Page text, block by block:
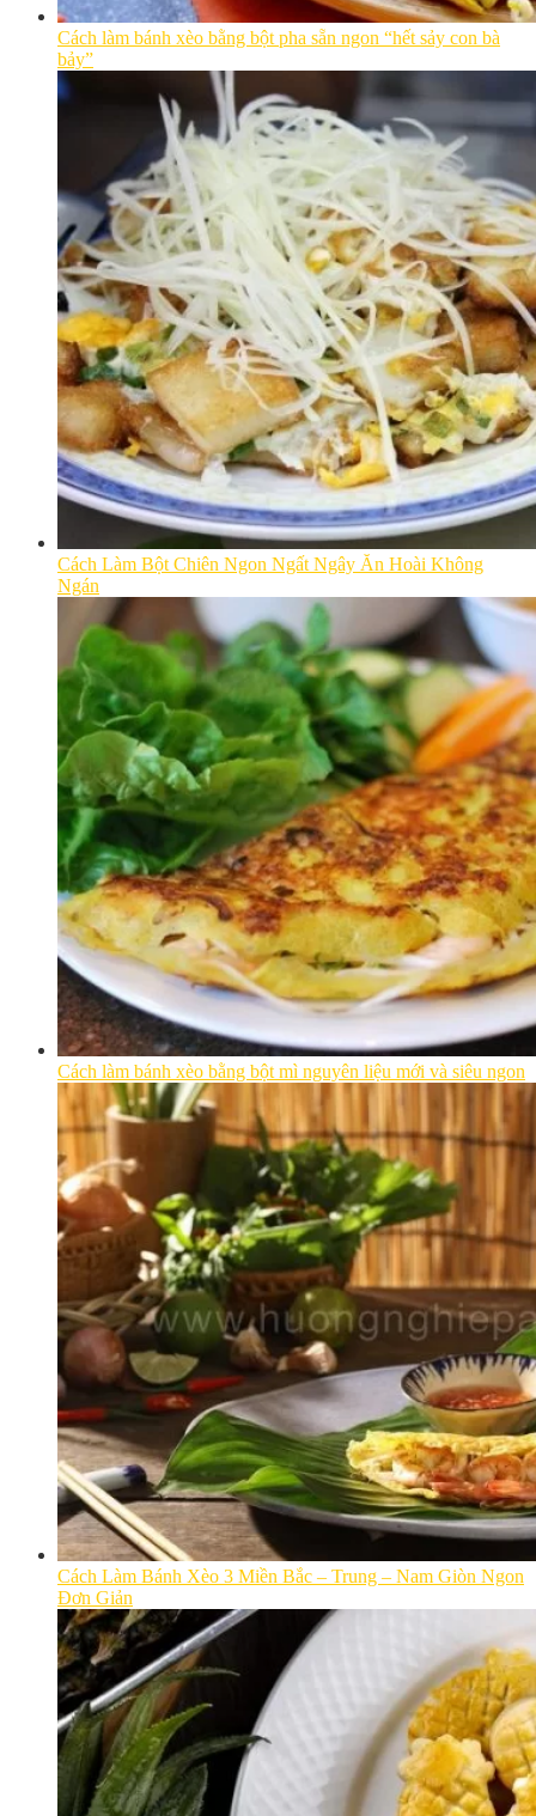
Cách làm bánh xèo bằng bột pha sẵn ngon “hết sảy con bà
bảy”
Cách Làm Bột Chiên Ngon Ngất Ngây Ăn Hoài Không
Ngán
Cách làm bánh xèo bằng bột mì nguyên liệu mới và siêu ngon
Cách Làm Bánh Xèo 3 Miền Bắc – Trung – Nam Giòn Ngon
Đơn Giản